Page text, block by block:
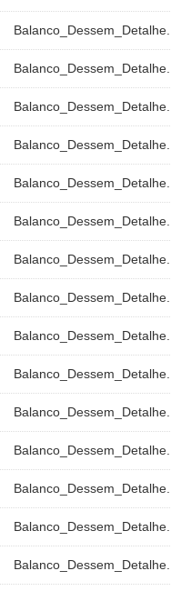
Balanco_Dessem_Detalhe...
Balanco_Dessem_Detalhe...
Balanco_Dessem_Detalhe...
Balanco_Dessem_Detalhe...
Balanco_Dessem_Detalhe...
Balanco_Dessem_Detalhe...
Balanco_Dessem_Detalhe...
Balanco_Dessem_Detalhe...
Balanco_Dessem_Detalhe...
Balanco_Dessem_Detalhe...
Balanco_Dessem_Detalhe...
Balanco_Dessem_Detalhe...
Balanco_Dessem_Detalhe...
Balanco_Dessem_Detalhe...
Balanco_Dessem_Detalhe...